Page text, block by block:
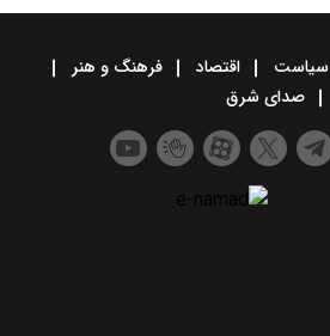
سیاست اقتصاد
فرهنگ و هنر
صدای شرق